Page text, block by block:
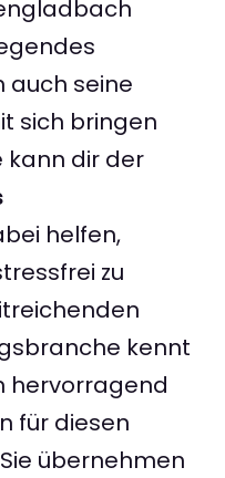
auch seine
sich bringen
kann dir der
helfen,
zu
kennt
hervorragend
für diesen
übernehmen